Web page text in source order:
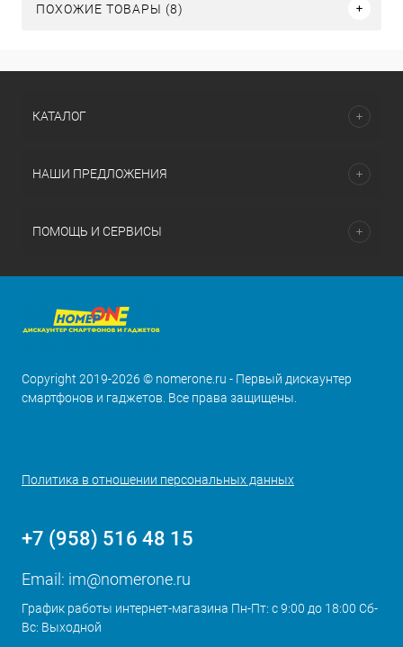
ПОХОЖИЕ ТОВАРЫ (8)
КАТАЛОГ
НАШИ ПРЕДЛОЖЕНИЯ
ПОМОЩЬ И СЕРВИСЫ
Copyright 2019-2026 © nomerone.ru - Первый дискаунтер
смартфонов и гаджетов. Все права защищены.
Политика в отношении персональных данных
+7 (958) 516 48 15
Email: im@nomerone.ru
График работы интернет-магазина Пн-Пт: с 9:00 до 18:00 Сб-
Вс: Выходной